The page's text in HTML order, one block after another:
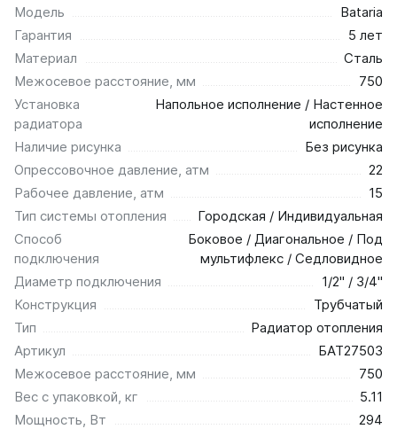
Модель
Bataria
Гарантия
5 лет
Материал
Сталь
Межосевое расстояние, мм
750
Установка
радиатора
Напольное исполнение / Настенное
исполнение
Наличие рисунка
Без рисунка
Опрессовочное давление, атм
22
Рабочее давление, атм
15
Тип системы отопления
Городская / Индивидуальная
Способ
подключения
Боковое / Диагональное / Под
мультифлекс / Седловидное
Диаметр подключения
1/2" / 3/4"
Конструкция
Трубчатый
Тип
Радиатор отопления
Артикул
БАТ27503
Межосевое расстояние, мм
750
Вес с упаковкой, кг
5.11
Мощность, Вт
294